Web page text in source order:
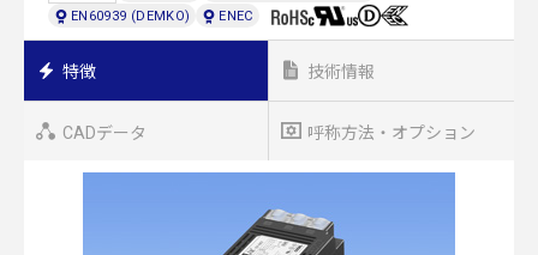
EN60939 (DEMKO)
ENEC
特徴 技術情報
CADデータ 呼称方法・オプション